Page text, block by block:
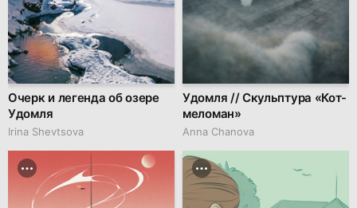
Очерк и легенда об озере
Удомля
Irina Shevtsova
Удомля // Скульптура «Кот-
меломан»
Anna Chanova